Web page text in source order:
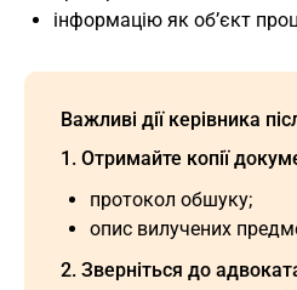
інформацію як об’єкт
Важливі дії керівника
1. Отримайте копії
протокол обшуку;
опис вилучених
2. Зверніться до